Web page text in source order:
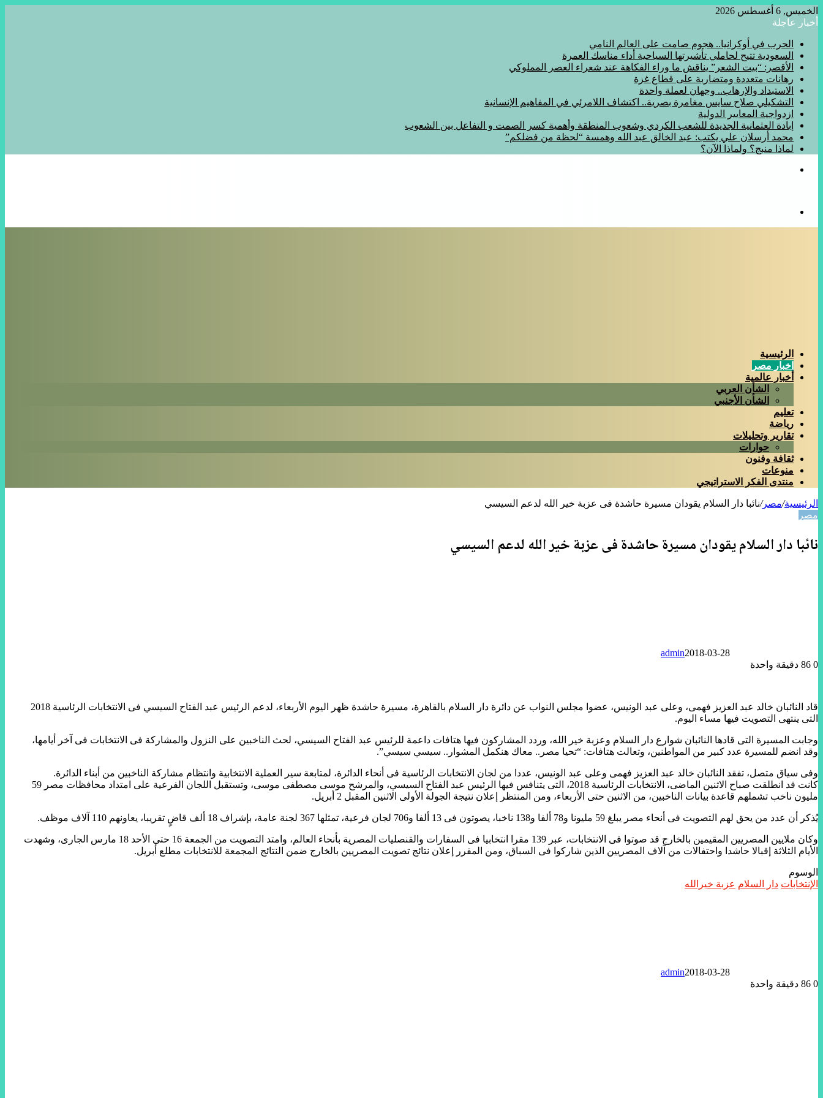
الخميس, 6 أغسطس 2026
أخبار عاجلة
الحرب في أوكرانيا.. هجوم صامت على العالم النامي
السعودية تتيح لحاملي تأشيرتها السياحية أداء مناسك العمرة
الأقصر: “بيت الشعر” يناقش ما وراء الفكاهة عند شعراء العصر المملوكي
رهانات متعددة ومتضاربة على قطاع غزة
الاستبداد والإرهاب.. وجهان لعملة واحدة
التشكيلي صلاح سايس مغامرة بصرية.. اكتشاف اللامرئي في المفاهيم الإنسانية
ازدواجية المعايير الدولية
إبادة العثمانية الجديدة للشعب الكردي وشعوب المنطقة وأهمية كسر الصمت و التفاعل بين الشعوب
محمد أرسلان علي يكتب: عبد الخالق عبد الله وهمسة “لحظة من فضلكم”
لماذا منبج؟ ولماذا الآن؟
الرئيسية
اخبار مصر
أخبار عالمية
الشأن العربي
الشأن الأجنبي
تعليم
رياضة
تقارير وتحليلات
حوارات
ثقافة وفنون
منوعات
منتدى الفكر الاستراتيجي
الرئيسية/مصر/نائبا دار السلام يقودان مسيرة حاشدة فى عزبة خير الله لدعم السيسي
مصر
نائبا دار السلام يقودان مسيرة حاشدة فى عزبة خير الله لدعم السيسي
admin2018-03-28
0
دقيقة واحدة
قاد النائبان خالد عبد العزيز فهمى، وعلى عبد الونيس، عضوا مجلس النواب عن دائرة دار السلام بالقاهرة، مسيرة حاشدة ظهر اليوم الأربعاء، لدعم الرئيس عبد الفتاح السيسي فى الانتخابات الرئاسية 2018
التى ينتهى التصويت فيها مساء اليوم.
وجابت المسيرة التى قادها النائبان شوارع دار السلام وعزبة خير الله، وردد المشاركون فيها هتافات داعمة للرئيس عبد الفتاح السيسي، لحث الناخبين على النزول والمشاركة فى الانتخابات فى آخر أيامها،
وقد انضم للمسيرة عدد كبير من المواطنين، وتعالت هتافات: “تحيا مصر.. معاك هنكمل المشوار.. سيسي سيسي”.
وفى سياق متصل، تفقد النائبان خالد عبد العزيز فهمى وعلى عبد الونيس، عددا من لجان الانتخابات الرئاسية فى أنحاء الدائرة، لمتابعة سير العملية الانتخابية وانتظام مشاركة الناخبين من أبناء الدائرة.
كانت قد انطلقت صباح الاثنين الماضى، الانتخابات الرئاسية 2018، التى يتنافس فيها الرئيس عبد الفتاح السيسي، والمرشح موسى مصطفى موسى، وتستقبل اللجان الفرعية على امتداد محافظات مصر 59
مليون ناخب تشملهم قاعدة بيانات الناخبين، من الاثنين حتى الأربعاء، ومن المنتظر إعلان نتيجة الجولة الأولى الاثنين المقبل 2 أبريل.
يُذكر أن عدد من يحق لهم التصويت فى أنحاء مصر يبلغ 59 مليونا و78 ألفا و138 ناخبا، يصوتون فى 13 ألفا و706 لجان فرعية، تمثلها 367 لجنة عامة، بإشراف 18 ألف قاضٍ تقريبا، يعاونهم 110 آلاف موظف.
وكان ملايين المصريين المقيمين بالخارج قد صوتوا فى الانتخابات، عبر 139 مقرا انتخابيا فى السفارات والقنصليات المصرية بأنحاء العالم، وامتد التصويت من الجمعة 16 حتى الأحد 18 مارس الجارى، وشهدت
الأيام الثلاثة إقبالا حاشدا واحتفالات من آلاف المصريين الذين شاركوا فى السباق، ومن المقرر إعلان نتائج تصويت المصريين بالخارج ضمن النتائج المجمعة للانتخابات مطلع أبريل.
الوسوم
الإنتخابات دار السلام عزبة خيرالله
admin2018-03-28
0
دقيقة واحدة